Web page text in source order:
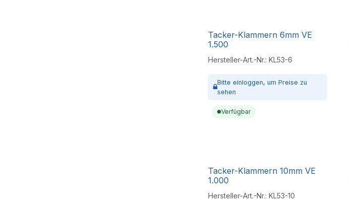
Tacker-Klammern 6mm VE
1.500
Hersteller-Art.-Nr.: KL53-6
Bitte einloggen, um Preise zu
sehen
Verfügbar
Tacker-Klammern 10mm VE
1.000
Hersteller-Art.-Nr.: KL53-10